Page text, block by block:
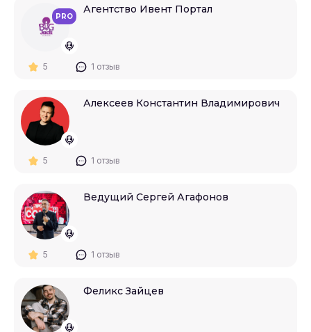
PRO
Агентство Ивент Портал
5 1 отзыв
Алексеев Константин Владимирович
5 1 отзыв
Ведущий Сергей Агафонов
5 1 отзыв
Феликс Зайцев